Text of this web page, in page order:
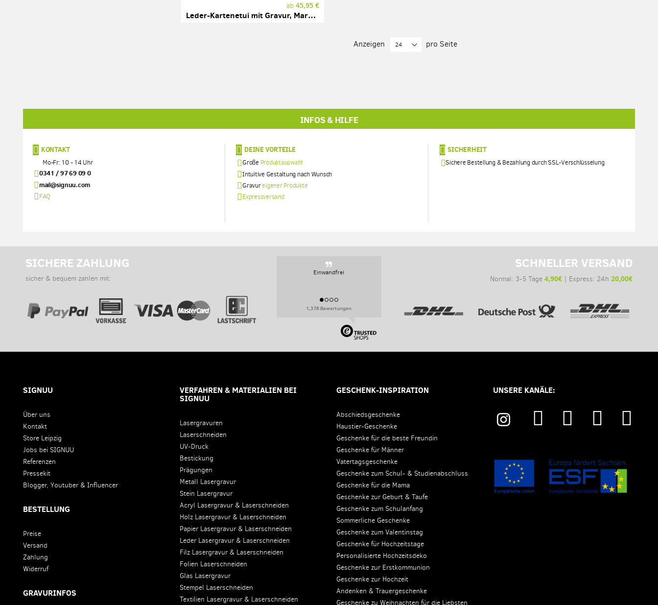
ab 45,95 €
Leder-Kartenetui mit Gravur, Marke SONNENLEDER, Modell INN
Anzeigen pro Seite
INFOS & HILFE
KONTAKT
Mo-Fr: 10 - 14 Uhr
0341 / 97 69 09 0
mail@signuu.com
FAQ
DEINE VORTEILE
Große Produktauswahl
Intuitive Gestaltung nach Wunsch
Gravureigener Produkte
Expressversand
SICHERHEIT
Sichere Bestellung & Bezahlung durch SSL-Verschlüsselung
SICHERE ZAHLUNG
sicher & bequem zahlen mit:
Einwandfrei
1,378 Bewertungen
SCHNELLER VERSAND
Normal: 3-5 Tage 4,90€| Express: 24h 20,00€
SIGNUU
Über uns
Kontakt
Store Leipzig
Jobs bei SIGNUU
Referenzen
Pressekit
Blogger, Youtuber & Influencer
BESTELLUNG
Preise
Versand
Zahlung
Widerruf
GRAVURINFOS
VERFAHREN & MATERIALIEN BEI
SIGNUU
Lasergravuren
Laserschneiden
UV-Druck
Bestickung
Prägungen
Metall Lasergravur
Stein Lasergravur
Acryl Lasergravur & Laserschneiden
Holz Lasergravur & Laserschneiden
Papier Lasergravur & Laserschneiden
Leder Lasergravur & Laserschneiden
Filz Lasergravur & Laserschneiden
Folien Laserschneiden
Glas Lasergravur
Stempel Laserschneiden
Textilien Lasergravur & Laserschneiden
GESCHENK-INSPIRATION
Abschiedsgeschenke
Haustier-Geschenke
Geschenke für die beste Freundin
Geschenke für Männer
Vatertagsgeschenke
Geschenke zum Schul- & Studienabschluss
Geschenke für die Mama
Geschenke zur Geburt & Taufe
Geschenke zum Schulanfang
Sommerliche Geschenke
Geschenke zum Valentinstag
Geschenke für Hochzeitstage
Personalisierte Hochzeitsdeko
Geschenke zur Erstkommunion
Geschenke zur Hochzeit
Andenken & Trauergeschenke
Geschenke zu Weihnachten für die Liebsten
UNSERE KANÄLE: